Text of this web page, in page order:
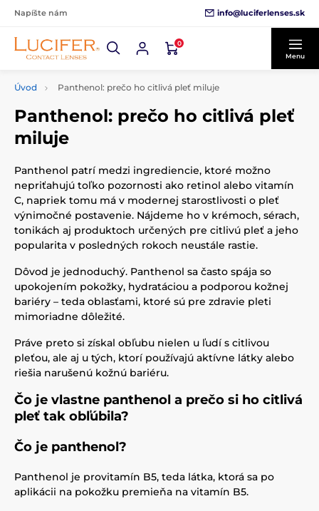
Napíšte nám info@luciferlenses.sk
0
Menu
Úvod Panthenol: prečo ho citlivá pleť miluje
Panthenol: prečo ho citlivá pleť
miluje
Panthenol patrí medzi ingrediencie, ktoré možno
nepriťahujú toľko pozornosti ako retinol alebo vitamín
C, napriek tomu má v modernej starostlivosti o pleť
výnimočné postavenie. Nájdeme ho v krémoch, sérach,
tonikách aj produktoch určených pre citlivú pleť a jeho
popularita v posledných rokoch neustále rastie.
Dôvod je jednoduchý. Panthenol sa často spája so
upokojením pokožky, hydratáciou a podporou kožnej
bariéry – teda oblasťami, ktoré sú pre zdravie pleti
mimoriadne dôležité.
Práve preto si získal obľubu nielen u ľudí s citlivou
pleťou, ale aj u tých, ktorí používajú aktívne látky alebo
riešia narušenú kožnú bariéru.
Čo je vlastne panthenol a prečo si ho citlivá
pleť tak obľúbila?
Čo je panthenol?
Panthenol je provitamín B5, teda látka, ktorá sa po
aplikácii na pokožku premieňa na vitamín B5.